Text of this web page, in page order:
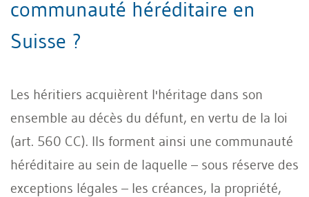
communauté héréditaire en
Suisse ?
Les héritiers acquièrent l'héritage dans son
ensemble au décès du défunt, en vertu de la loi
(art. 560 CC). Ils forment ainsi une communauté
héréditaire au sein de laquelle – sous réserve des
exceptions légales – les créances, la propriété,